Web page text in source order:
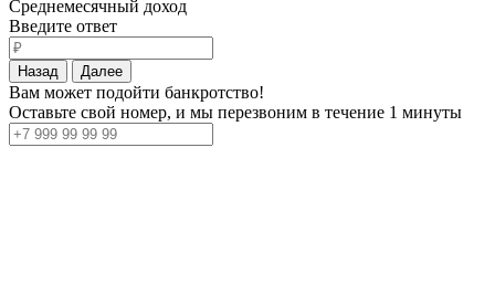
Среднемесячный доход
Введите ответ
Назад Далее
Вам может подойти банкротство!
Оставьте свой номер, и мы перезвоним в течение 1 минуты